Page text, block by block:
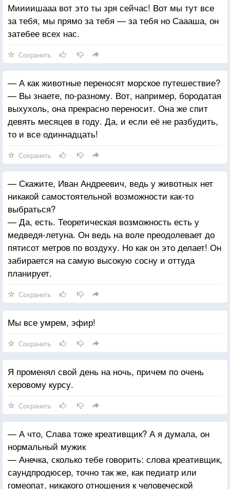
Миииишааа вот это ты зря сейчас! Вот мы тут все
за тебя, мы прямо за тебя — за тебя но Саааша, он
затебее всех нас.
Сохранить
— А как животные переносят морское путешествие?
— Вы знаете, по-разному. Вот, например, бородатая
выхухоль, она прекрасно переносит. Она же спит
девять месяцев в году. Да, и если её не разбудить,
то и все одиннадцать!
Сохранить
— Скажите, Иван Андреевич, ведь у животных нет
никакой самостоятельной возможности как-то
выбраться?
— Да, есть. Теоретическая возможность есть у
медведя-летуна. Он ведь на воле преодолевает до
пятисот метров по воздуху. Но как он это делает! Он
забирается на самую высокую сосну и оттуда
планирует.
Сохранить
Мы все умрем, эфир!
Сохранить
Я променял свой день на ночь, причем по очень
херовому курсу.
Сохранить
— А что, Слава тоже креативщик? А я думала, он
нормальный мужик
— Анечка, сколько тебе говорить: слова креативщик,
саундпродюсер, точно так же, как педиатр или
гомеопат, никакого отношения к человеческой